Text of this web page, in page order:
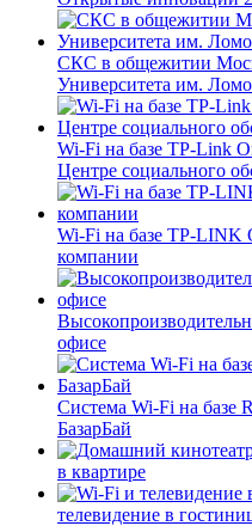
СКС в общежитии
Университета им.
Wi-Fi на базе TP-Link
Центре социального
Wi-Fi на базе TP-LINK
компании
офисе
Система Wi-Fi на базе
БазарБай
в квартире
телевидение в